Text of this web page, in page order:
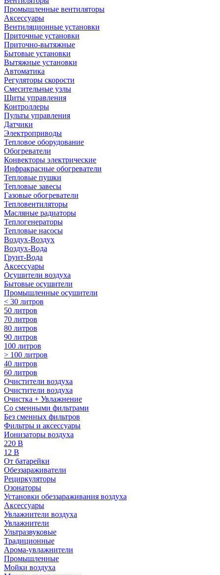
Промышленные вентиляторы
Аксессуары
Вентиляционные установки
Приточные установки
Приточно-вытяжные
Бытовые установки
Вытяжные установки
Автоматика
Регуляторы скорости
Смесительные узлы
Щиты управления
Контроллеры
Пульты управления
Датчики
Электроприводы
Тепловое оборудование
Обогреватели
Конвекторы электрические
Инфракрасные обогреватели
Тепловые пушки
Тепловые завесы
Газовые обогреватели
Тепловентиляторы
Масляные радиаторы
Теплогенераторы
Тепловые насосы
Воздух-Воздух
Воздух-Вода
Грунт-Вода
Аксессуары
Осушители воздуха
Бытовые осушители
Промышленные осушители
< 30 литров
50 литров
70 литров
80 литров
90 литров
100 литров
> 100 литров
40 литров
60 литров
Очистители воздуха
Очистители воздуха
Очистка + Увлажнение
Cо сменными фильтрами
Без сменных фильтров
Фильтры и аксессуары
Ионизаторы воздуха
220 В
12 В
От батарейки
Обеззараживатели
Рециркуляторы
Озонаторы
Установки обеззараживания воздуха
Аксессуары
Увлажнители воздуха
Увлажнители
Ультразвуковые
Традиционные
Арома-увлажнители
Промышленные
Мойки воздуха